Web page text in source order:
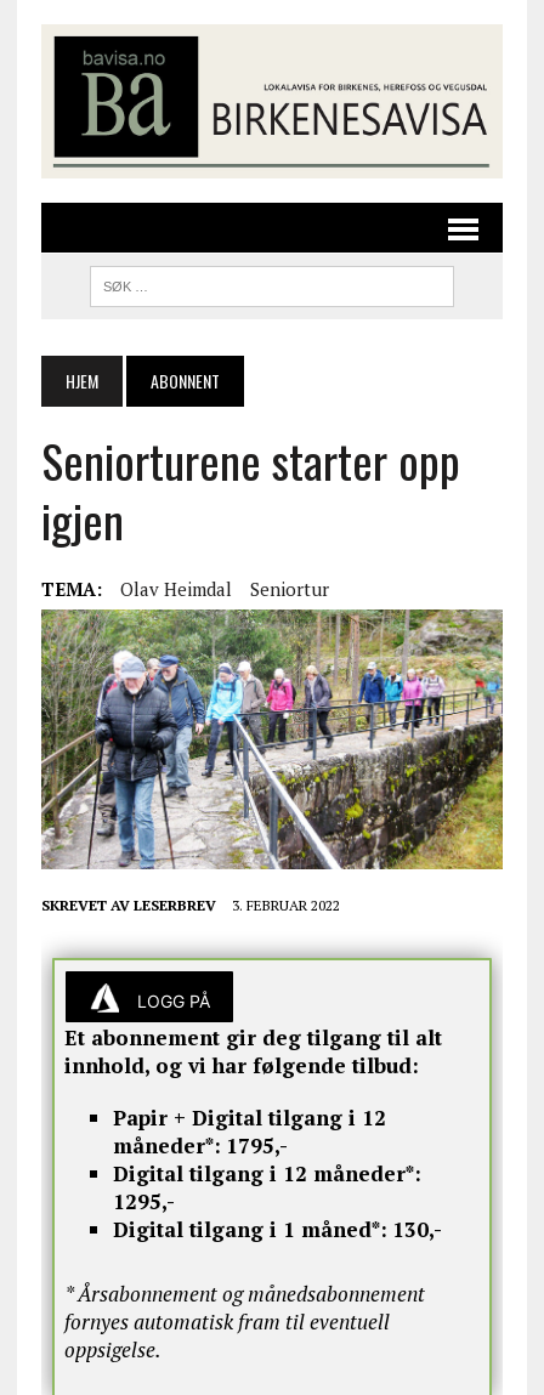
HJEM ABONNENT
Seniorturene starter opp
igjen
TEMA: Olav Heimdal Seniortur
SKREVET AV LESERBREV 3. FEBRUAR 2022
LOGG PÅ
Et abonnement gir deg tilgang til alt
innhold, og vi har følgende tilbud:
Papir + Digital tilgang i 12
måneder*: 1795,-
Digital tilgang i 12 måneder*:
1295,-
Digital tilgang i 1 måned*: 130,-
* Årsabonnement og månedsabonnement
fornyes automatisk fram til eventuell
oppsigelse.